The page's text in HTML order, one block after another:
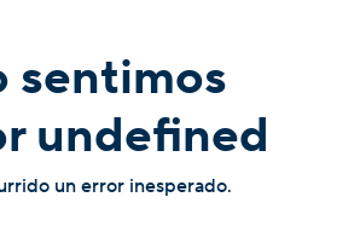
sentimos
undefined
un error inesperado.